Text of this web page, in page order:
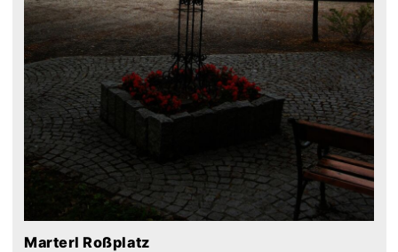
Marterl Roßplatz